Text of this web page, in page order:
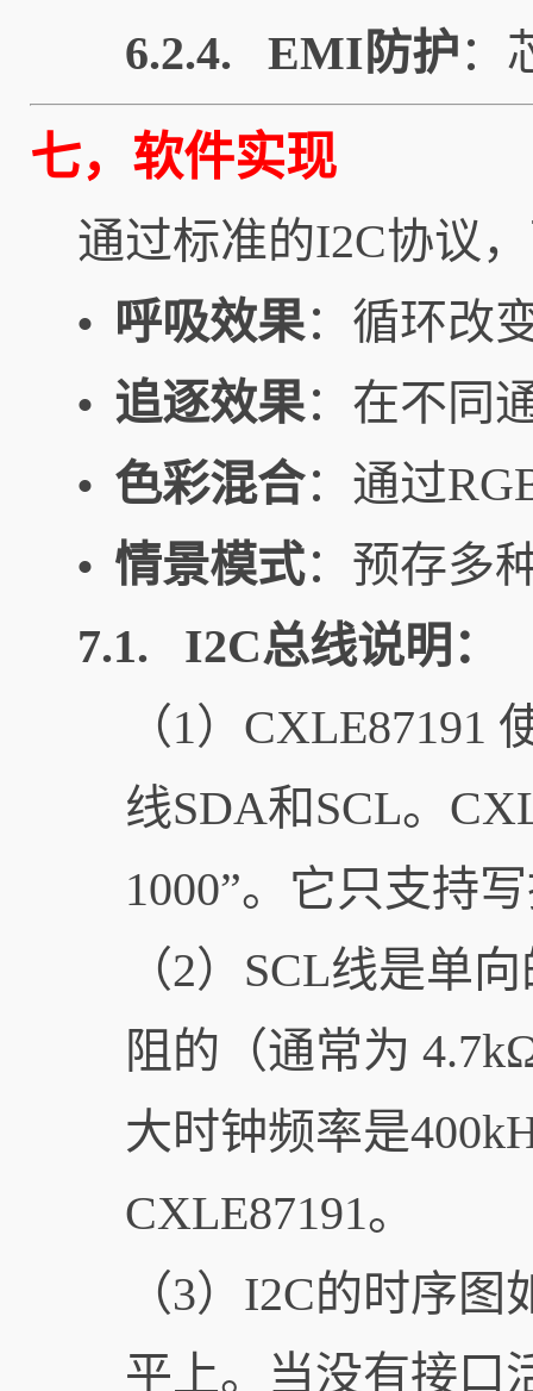
6.2.4. EMI防护：
七，软件实现
通过标准的I2C协议
• 呼吸效果：循环改
• 追逐效果：在不同
• 色彩混合：通过
• 情景模式：预存多
7.1. I2C总线说明：
（1）
线SDA和SCL。
1000”。它只支持
（2）SCL线是单
阻的（通常为
大时钟频率是
CXLE87191。
（3）I2C的时序
平上。当没有接口